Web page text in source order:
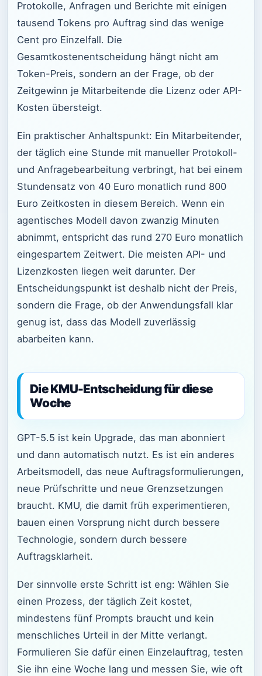
Protokolle, Anfragen und Berichte mit einigen
tausend Tokens pro Auftrag sind das wenige
Cent pro Einzelfall. Die
Gesamtkostenentscheidung hängt nicht am
Token-Preis, sondern an der Frage, ob der
Zeitgewinn je Mitarbeitende die Lizenz oder API-
Kosten übersteigt.
Ein praktischer Anhaltspunkt: Ein Mitarbeitender,
der täglich eine Stunde mit manueller Protokoll-
und Anfragebearbeitung verbringt, hat bei einem
Stundensatz von 40 Euro monatlich rund 800
Euro Zeitkosten in diesem Bereich. Wenn ein
agentisches Modell davon zwanzig Minuten
abnimmt, entspricht das rund 270 Euro monatlich
eingespartem Zeitwert. Die meisten API- und
Lizenzkosten liegen weit darunter. Der
Entscheidungspunkt ist deshalb nicht der Preis,
sondern die Frage, ob der Anwendungsfall klar
genug ist, dass das Modell zuverlässig
abarbeiten kann.
Die KMU-Entscheidung für diese
Woche
GPT-5.5 ist kein Upgrade, das man abonniert
und dann automatisch nutzt. Es ist ein anderes
Arbeitsmodell, das neue Auftragsformulierungen,
neue Prüfschritte und neue Grenzsetzungen
braucht. KMU, die damit früh experimentieren,
bauen einen Vorsprung nicht durch bessere
Technologie, sondern durch bessere
Auftragsklarheit.
Der sinnvolle erste Schritt ist eng: Wählen Sie
einen Prozess, der täglich Zeit kostet,
mindestens fünf Prompts braucht und kein
menschliches Urteil in der Mitte verlangt.
Formulieren Sie dafür einen Einzelauftrag, testen
Sie ihn eine Woche lang und messen Sie, wie oft